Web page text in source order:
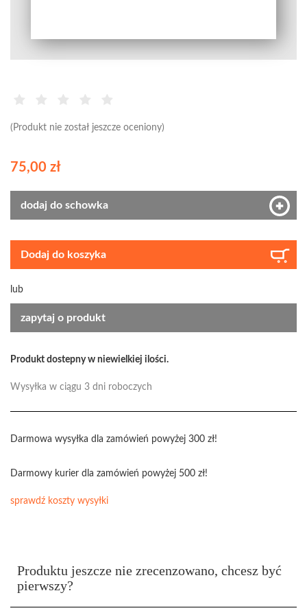
(Produkt nie został jeszcze oceniony)
75,00 zł
dodaj do schowka
Dodaj do koszyka
lub
zapytaj o produkt
Produkt dostepny w niewielkiej ilości.
Wysyłka w ciągu 3 dni roboczych
Darmowa wysyłka dla zamówień powyżej 300 zł!
Darmowy kurier dla zamówień powyżej 500 zł!
sprawdź koszty wysyłki
Produktu jeszcze nie zrecenzowano, chcesz być
pierwszy?